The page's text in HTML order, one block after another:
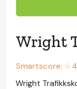
Wright
Smartscore: ☆
Wright